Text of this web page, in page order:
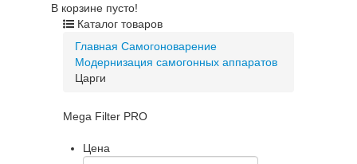
В корзине пусто!
Каталог товаров
Главная Самогоноварение
Модернизация самогонных аппаратов
Царги
Mega Filter PRO
Цена